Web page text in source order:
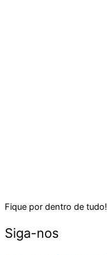
Fique por dentro de tudo!
Siga-nos